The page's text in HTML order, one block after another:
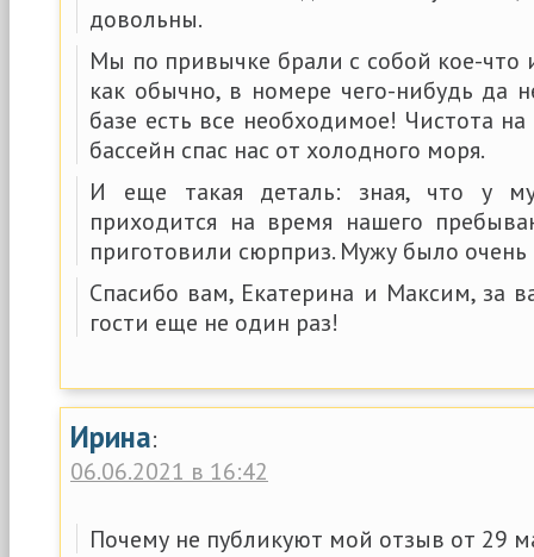
довольны.
Мы по привычке брали с собой кое-что
как обычно, в номере чего-нибудь да
базе есть все необходимое! Чистота на
бассейн спас нас от холодного моря.
И еще такая деталь: зная, что у
приходится на время нашего
приготовили сюрприз. Мужу было очень
Спасибо вам, Екатерина и Максим, за
гости еще не один раз!
Ирина:
06.06.2021 в 16:42
Почему не публикуют мой отзыв от 29